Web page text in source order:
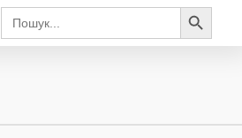
Search
for:
Search Button